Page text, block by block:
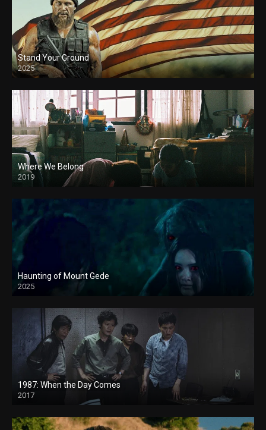
Stand Your Ground
2025
Where We Belong
2019
Haunting of Mount Gede
2025
1987: When the Day Comes
2017